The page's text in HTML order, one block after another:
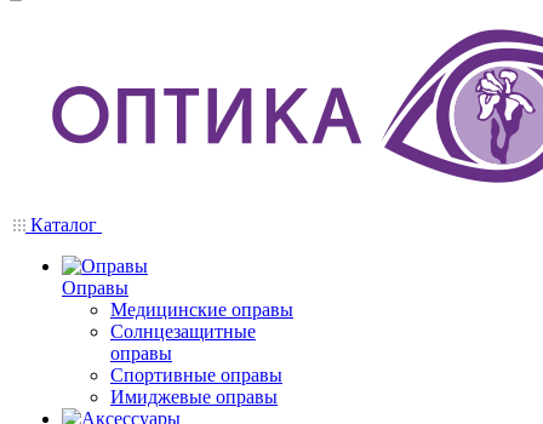
Каталог
Оправы
Медицинские оправы
Солнцезащитные
оправы
Спортивные оправы
Имиджевые оправы